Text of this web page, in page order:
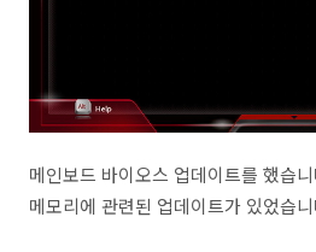
메인보드 바이오스 업데이트를 했습
메모리에 관련된 업데이트가 있었습